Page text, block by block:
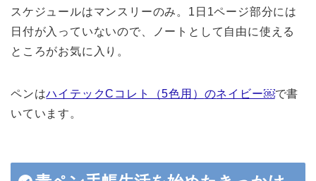
スケジュールはマンスリーのみ。1日1ページ部分には
日付が入っていないので、ノートとして自由に使える
ところがお気に入り。
ペンはハイテックCコレト（5色用） のネイビー￼で書
いています。